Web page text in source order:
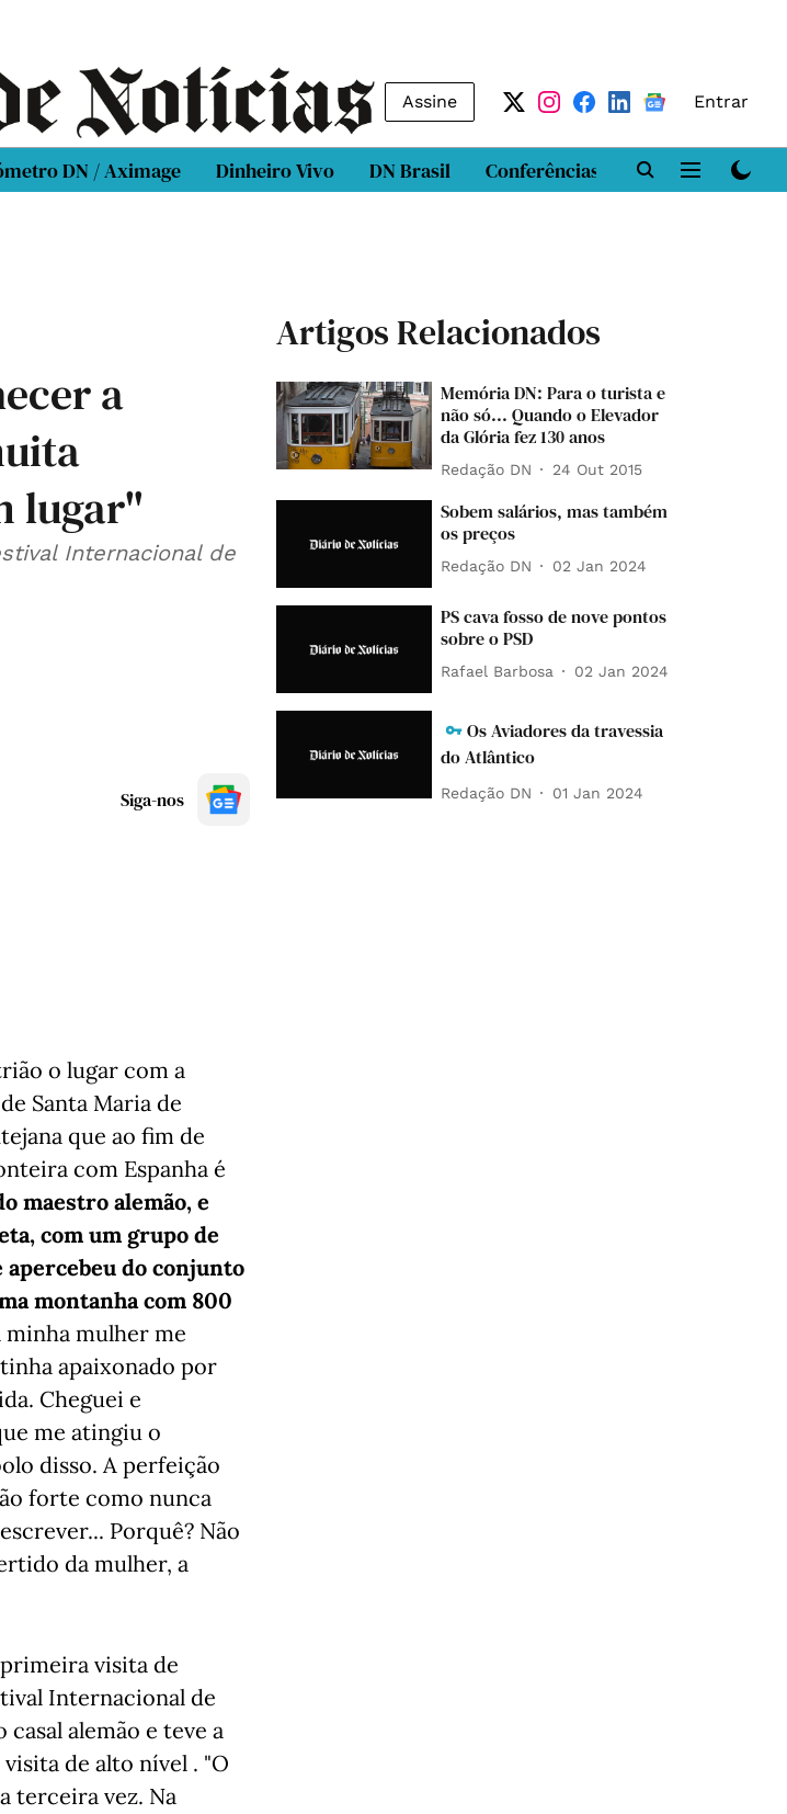
Assine Entrar
DN / Aximage Dinheiro Vivo DN Brasil Conferências DN LAB
a
lugar"
Internacional de
Siga-nos
o lugar com a
Santa Maria de
que ao fim de
com Espanha é
maestro alemão, e
com um grupo de
apercebeu do conjunto
montanha com 800
minha mulher me
apaixonado por
Cheguei e
me atingiu o
disso. A perfeição
forte como nunca
Porquê? Não
da mulher, a
visita de
Internacional de
alemão e teve a
de alto nível . "O
terceira vez. Na
Artigos Relacionados
Memória DN: Para o turista e
não só... Quando o Elevador
da Glória fez 130 anos
Redação DN 24 Out 2015
Sobem salários, mas também
os preços
Redação DN 02 Jan 2024
PS cava fosso de nove pontos
sobre o PSD
Rafael Barbosa 02 Jan 2024
Os Aviadores da travessia
do Atlântico
Redação DN 01 Jan 2024